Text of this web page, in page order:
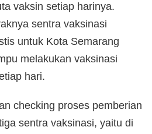
vaksin setiap harinya.
sentra vaksinasi
untuk Kota Semarang
melakukan vaksinasi
hari.
checking proses pemberian
sentra vaksinasi, yaitu di